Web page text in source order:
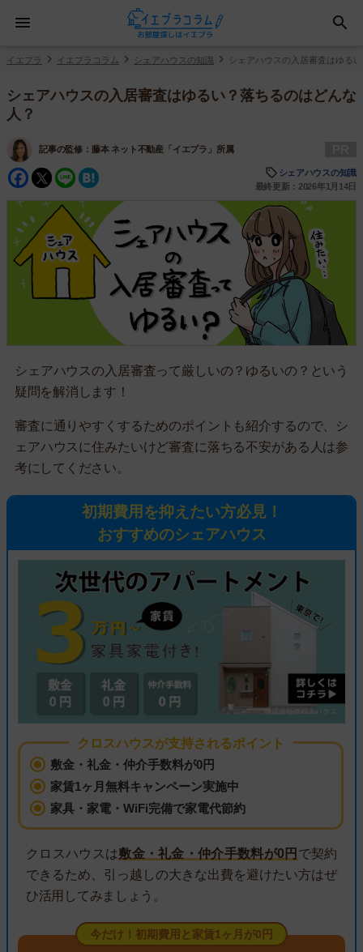
イエプラ イエプラコラム シェアハウスの知識 シェアハウスの入居審査はゆる
シェアハウスの入居審査はゆるい？落ちるのはどんな
人？
記事の監修： 藤本 ネット不動産「イエプラ」所属
Facebook
Twitter
Line
シェアハウスの知識
最終更新：2026年1月14日
シェアハウスの入居審査って厳しいの？ゆるいの？という
疑問を解消します！
審査に通りやすくするためのポイントも紹介するので、シ
ェアハウスに住みたいけど審査に落ちる不安がある人は参
考にしてください。
初期費用を抑えたい方必見！
おすすめのシェアハウス
クロスハウスが支持されるポイント
敷金・礼金・仲介手数料が0円
家賃1ヶ月無料キャンペーン実施中
家具・家電・WiFi完備で家電代節約
クロスハウスは敷金・礼金・仲介手数料が0円 で契約
できるため、引っ越しの大きな出費を避けたい方はぜ
ひ活用してみましょう。
今だけ！初期費用と家賃1ヶ月が0円